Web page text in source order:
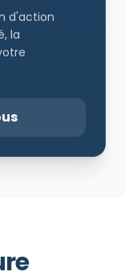
d'action
la